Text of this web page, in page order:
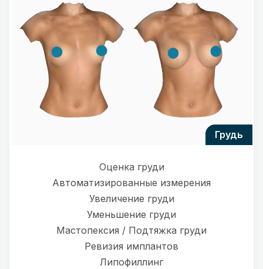
грудь
Оценка груди
Автоматизированные измерения
Увеличение груди
Уменьшение груди
Мастопексия / Подтяжка груди
Ревизия имплантов
Липофиллинг